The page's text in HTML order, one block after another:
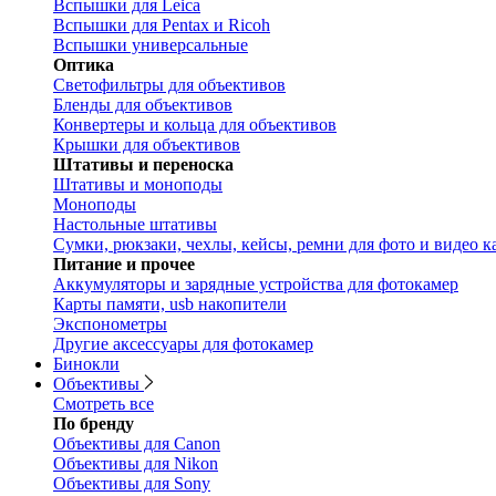
Вспышки для Leica
Вспышки для Pentax и Ricoh
Вспышки универсальные
Оптика
Светофильтры для объективов
Бленды для объективов
Конвертеры и кольца для объективов
Крышки для объективов
Штативы и переноска
Штативы и моноподы
Моноподы
Настольные штативы
Сумки, рюкзаки, чехлы, кейсы, ремни для фото и видео
Питание и прочее
Аккумуляторы и зарядные устройства для фотокамер
Карты памяти, usb накопители
Экспонометры
Другие аксессуары для фотокамер
Бинокли
Объективы
Смотреть все
По бренду
Объективы для Canon
Объективы для Nikon
Объективы для Sony